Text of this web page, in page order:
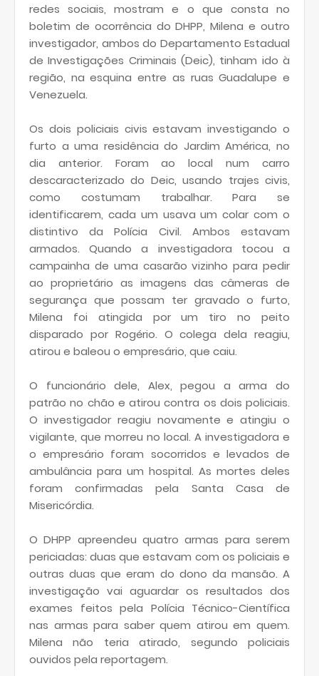
redes sociais, mostram e o que consta no
boletim de ocorrência do DHPP, Milena e outro
investigador, ambos do Departamento Estadual
de Investigações Criminais (Deic), tinham ido à
região, na esquina entre as ruas Guadalupe e
Venezuela.
Os dois policiais civis estavam investigando o
furto a uma residência do Jardim América, no
dia anterior. Foram ao local num carro
descaracterizado do Deic, usando trajes civis,
como costumam trabalhar. Para se
identificarem, cada um usava um colar com o
distintivo da Polícia Civil. Ambos estavam
armados. Quando a investigadora tocou a
campainha de uma casarão vizinho para pedir
ao proprietário as imagens das câmeras de
segurança que possam ter gravado o furto,
Milena foi atingida por um tiro no peito
disparado por Rogério. O colega dela reagiu,
atirou e baleou o empresário, que caiu.
O funcionário dele, Alex, pegou a arma do
patrão no chão e atirou contra os dois policiais.
O investigador reagiu novamente e atingiu o
vigilante, que morreu no local. A investigadora e
o empresário foram socorridos e levados de
ambulância para um hospital. As mortes deles
foram confirmadas pela Santa Casa de
Misericórdia.
O DHPP apreendeu quatro armas para serem
periciadas: duas que estavam com os policiais e
outras duas que eram do dono da mansão. A
investigação vai aguardar os resultados dos
exames feitos pela Polícia Técnico-Científica
nas armas para saber quem atirou em quem.
Milena não teria atirado, segundo policiais
ouvidos pela reportagem.